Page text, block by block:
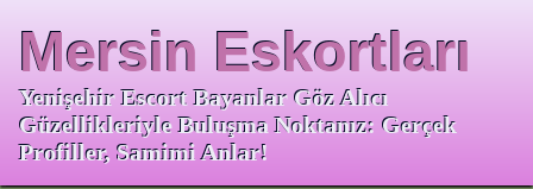
Mersin Eskortları
Yenişehir Escort Bayanlar Göz Alıcı
Güzellikleriyle Buluşma Noktanız: Gerçek
Profiller, Samimi Anlar!